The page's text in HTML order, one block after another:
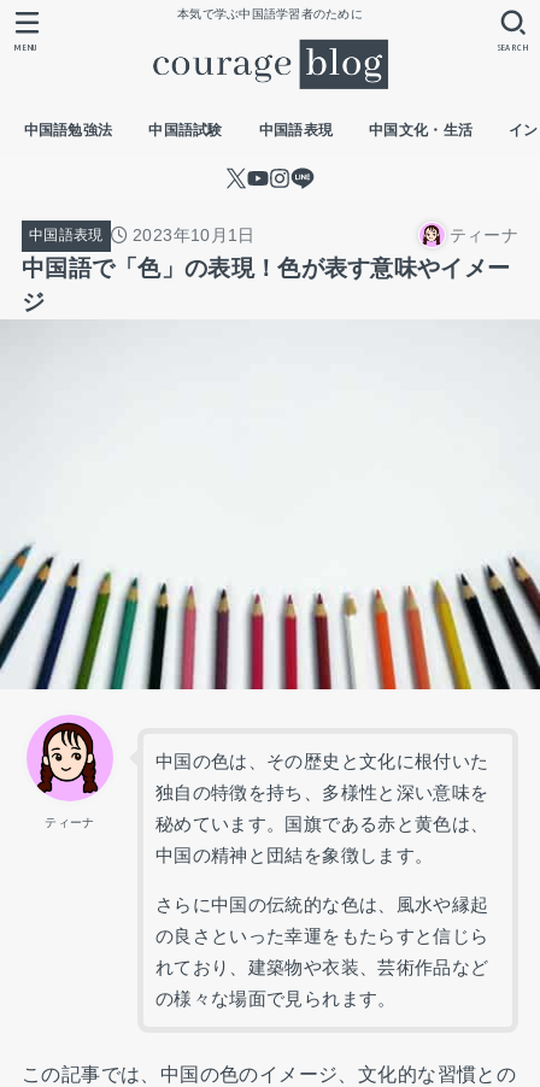
本気で学ぶ中国語学習者のために
中国語勉強法 中国語試験 中国語表現 中国文化・生活 イ
SEARCH
MENU
中国語表現 2023年10月1日 ティーナ
中国語で「色」の表現！色が表す意味やイメー
ジ
ティーナ
中国の色は、その歴史と文化に根付いた
独自の特徴を持ち、多様性と深い意味を
秘めています。国旗である赤と黄色は、
中国の精神と団結を象徴します。
さらに中国の伝統的な色は、風水や縁起
の良さといった幸運をもたらすと信じら
れており、建築物や衣装、芸術作品など
の様々な場面で見られます。
この記事では、中国の色のイメージ、文化的な習慣との